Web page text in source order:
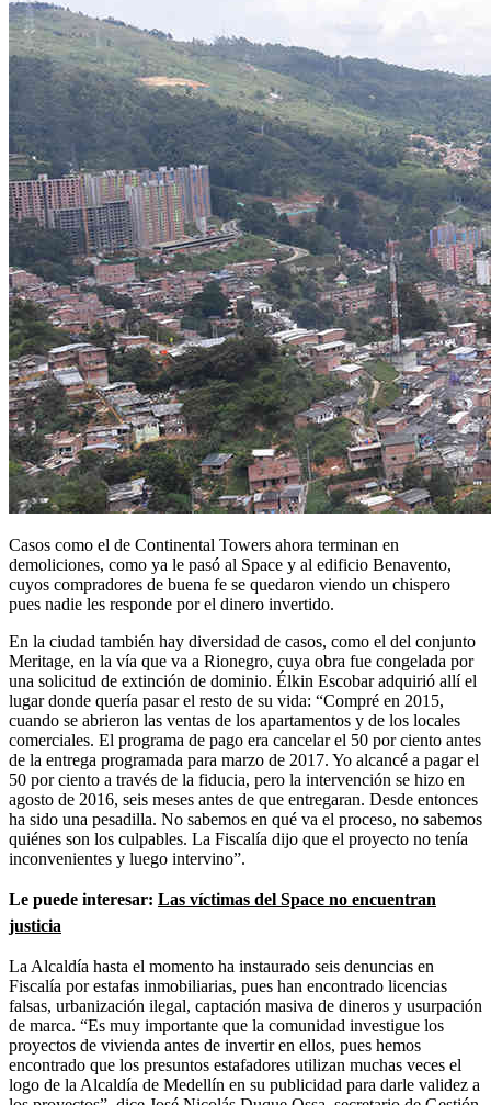
Casos como el de Continental Towers ahora terminan en
demoliciones, como ya le pasó al Space y al edificio Benavento,
cuyos compradores de buena fe se quedaron viendo un chispero
pues nadie les responde por el dinero invertido.
En la ciudad también hay diversidad de casos, como el del conjunto
Meritage, en la vía que va a Rionegro, cuya obra fue congelada por
una solicitud de extinción de dominio. Élkin Escobar adquirió allí el
lugar donde quería pasar el resto de su vida: “Compré en 2015,
cuando se abrieron las ventas de los apartamentos y de los locales
comerciales. El programa de pago era cancelar el 50 por ciento antes
de la entrega programada para marzo de 2017. Yo alcancé a pagar el
50 por ciento a través de la fiducia, pero la intervención se hizo en
agosto de 2016, seis meses antes de que entregaran. Desde entonces
ha sido una pesadilla. No sabemos en qué va el proceso, no sabemos
quiénes son los culpables. La Fiscalía dijo que el proyecto no tenía
inconvenientes y luego intervino”.
Le puede interesar: Las víctimas del Space no encuentran
justicia
La Alcaldía hasta el momento ha instaurado seis denuncias en
Fiscalía por estafas inmobiliarias, pues han encontrado licencias
falsas, urbanización ilegal, captación masiva de dineros y usurpación
de marca. “Es muy importante que la comunidad investigue los
proyectos de vivienda antes de invertir en ellos, pues hemos
encontrado que los presuntos estafadores utilizan muchas veces el
logo de la Alcaldía de Medellín en su publicidad para darle validez a